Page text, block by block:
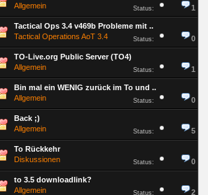
Allgemein
Status: 1
Tactical Ops 3.4 v469b Probleme mit ..
Tactical Operations AoT 3.4
Status: 0
TO-Live.org Public Server (TO4)
Allgemein
Status: 1
Bin mal ein WENIG zurück im To und ..
Allgemein
Status: 0
Back ;)
Allgemein
Status: 5
To Rückkehr
Diskussionen
Status: 0
to 3.5 downloadlink?
Allgemein
Status: 2